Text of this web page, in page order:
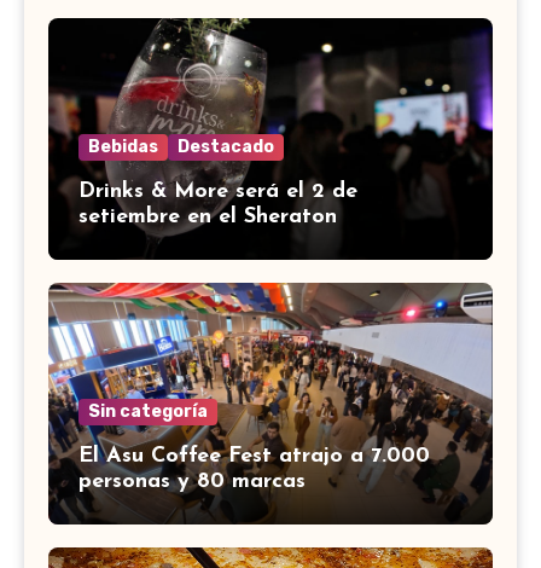
Bebidas Destacado
Drinks & More será el 2 de
setiembre en el Sheraton
Sin categoría
El Asu Coffee Fest atrajo a 7.000
personas y 80 marcas